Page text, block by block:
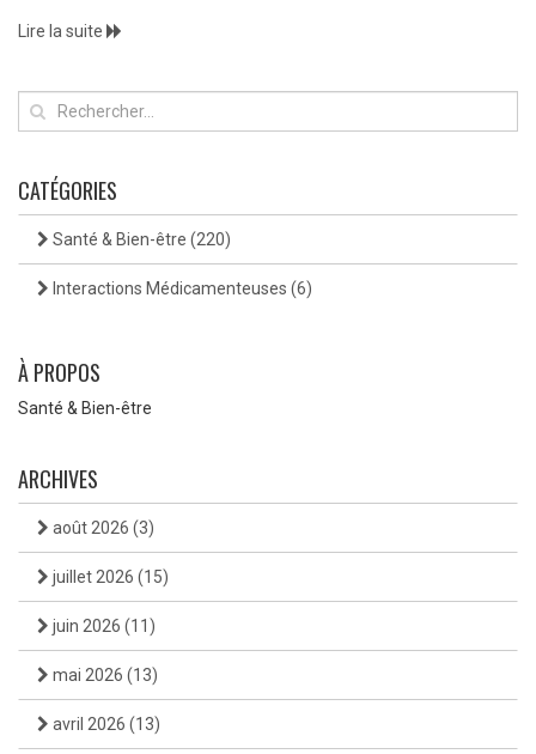
Lire la suite
CATÉGORIES
Santé & Bien-être (220)
Interactions Médicamenteuses (6)
À PROPOS
Santé & Bien-être
ARCHIVES
août 2026 (3)
juillet 2026 (15)
juin 2026 (11)
mai 2026 (13)
avril 2026 (13)